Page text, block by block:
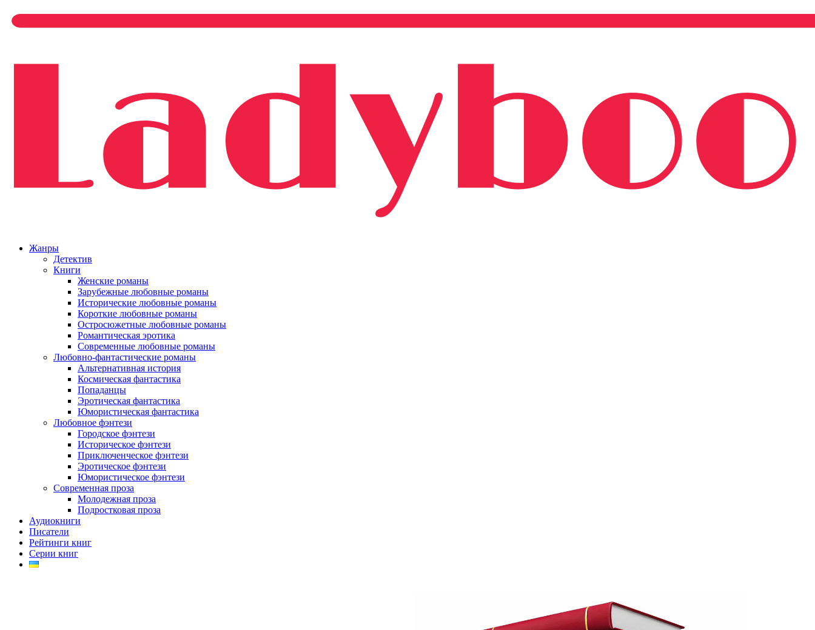
Жанры
Детектив
Книги
Женские романы
Зарубежные любовные романы
Исторические любовные романы
Короткие любовные романы
Остросюжетные любовные романы
Романтическая эротика
Современные любовные романы
Любовно-фантастические романы
Альтернативная история
Космическая фантастика
Попаданцы
Эротическая фантастика
Юмористическая фантастика
Любовное фэнтези
Городское фэнтези
Историческое фэнтези
Приключенческое фэнтези
Эротическое фэнтези
Юмористическое фэнтези
Современная проза
Молодежная проза
Подростковая проза
Аудиокниги
Писатели
Рейтинги книг
Серии книг